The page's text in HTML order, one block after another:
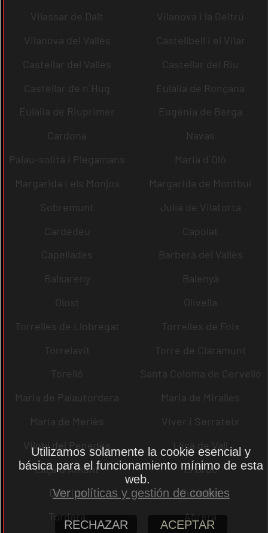
Vilassar de Dalt
Vilanova i la Geltrú
Vilanova del Vallès
Castellbell i el Vilar
Castellar del Vallès
Castellar del Riu
Castellar de n´Hug
Eulàlia de Ronçana
Eulàlia de Riuprimer
Eugènia de Berga
Cardona
Navas
Palau-solità i Plegamans
Maria d´Oló
Margarida i els Monjos
Margarida de Montbui
Sobremunt
Julià de Vilatorta
Cardedeu
Capolat
Capellades
Barberà del Vallès
Balsareny
Balenyà
Olost
Olivella
Torrelles de Llobregat
Torrelles de Foix
Torrelavit
Torre de Claramunt
Torelló
Santa Coloma de Cervelló
Maria de Palautordera
Maria de Miralles
Maria de Merlès
Viver i Serrateix
Vilobí del Penedès
Lliçà de Vall
Lliçà d´Amunt
El Bruc
Dosrius
Cubelles
Tordera
Abrera
Utilizamos solamente la cookie esencial y
básica para el funcionamiento mínimo de esta
web.
Ver políticas y gestión de cookies
RECHAZAR ACEPTAR